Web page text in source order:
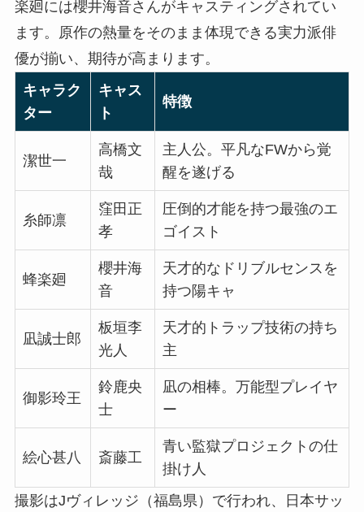
楽廻には櫻井海音さんがキャスティングされてい
ます。原作の熱量をそのまま体現できる実力派俳
優が揃い、期待が高まります。
キャラク
ター
キャス
ト
特徴
潔世一
高橋文
哉
主人公。平凡なFWから覚
醒を遂げる
糸師凛
窪田正
孝
圧倒的才能を持つ最強のエ
ゴイスト
蜂楽廻
櫻井海
音
天才的なドリブルセンスを
持つ陽キャ
凪誠士郎
板垣李
光人
天才的トラップ技術の持ち
主
御影玲王
鈴鹿央
士
凪の相棒。万能型プレイヤ
ー
絵心甚八 斎藤工
青い監獄プロジェクトの仕
掛け人
撮影はJヴィレッジ（福島県）で行われ、日本サッ